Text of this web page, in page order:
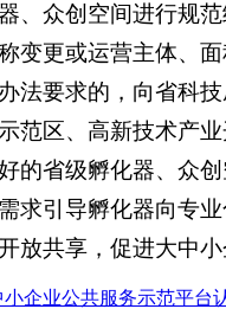
、众创空间进行规
变更或运营主体、
法要求的，向省科
范区、高新技术产
的省级孵化器、众
求引导孵化器向专
放共享，促进大中
企业公共服务示范平台